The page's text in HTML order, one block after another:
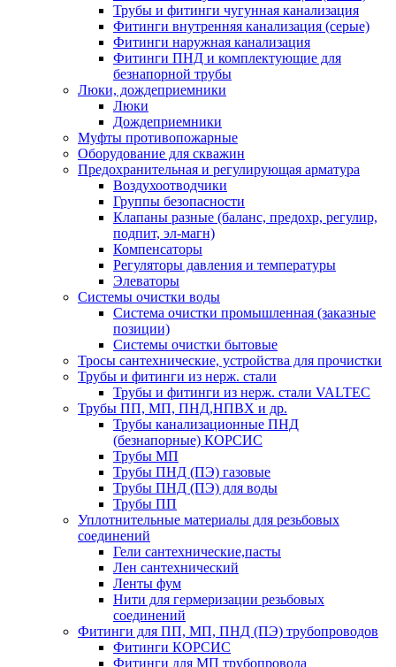
Трубы и фитинги чугунная канализация
Фитинги внутренняя канализация (серые)
Фитинги наружная канализация
Фитинги ПНД и комплектующие для
безнапорной трубы
Люки, дождеприемники
Люки
Дождеприемники
Муфты противопожарные
Оборудование для скважин
Предохранительная и регулирующая арматура
Воздухоотводчики
Группы безопасности
Клапаны разные (баланс, предохр, регулир,
подпит, эл-магн)
Компенсаторы
Регуляторы давления и температуры
Элеваторы
Системы очистки воды
Система очистки промышленная (заказные
позиции)
Системы очистки бытовые
Тросы сантехнические, устройства для прочистки
Трубы и фитинги из нерж. стали
Трубы и фитинги из нерж. стали VALTEC
Трубы ПП, МП, ПНД,НПВХ и др.
Трубы канализационные ПНД
(безнапорные) КОРСИС
Трубы МП
Трубы ПНД (ПЭ) газовые
Трубы ПНД (ПЭ) для воды
Трубы ПП
Уплотнительные материалы для резьбовых
соединений
Гели сантехнические,пасты
Лен сантехнический
Ленты фум
Нити для гермеризации резьбовых
соединений
Фитинги для ПП, МП, ПНД (ПЭ) трубопроводов
Фитинги КОРСИС
Фитинги для МП трубопровода